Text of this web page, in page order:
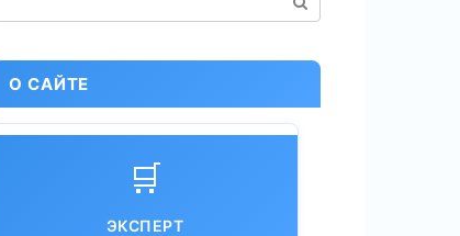
О САЙТЕ
🛒
ЭКСПЕРТ